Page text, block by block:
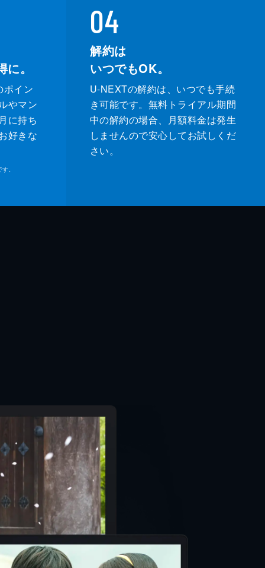
。
ポイン
やマン
に持ち
好きな
。
04
解約は
いつでもOK。
U-NEXTの解約は、いつでも手続
き可能です。無料トライアル期間
中の解約の場合、月額料金は発生
しませんので安心してお試しくだ
さい。